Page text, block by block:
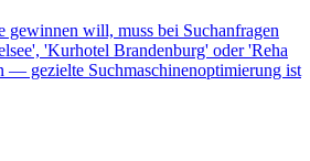
gewinnen will, muss bei Suchanfragen
'Kurhotel Brandenburg' oder 'Reha
— gezielte Suchmaschinenoptimierung ist